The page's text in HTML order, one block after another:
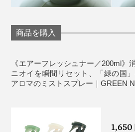
いやなニオイに香りを重ねてごま
（サンダルウッド＋シダー）
商品を購入
《エアーフレッシュナー／200ml》
ニオイを瞬間リセット、「緑の国
アロマのミストスプレー｜GREEN
1,650